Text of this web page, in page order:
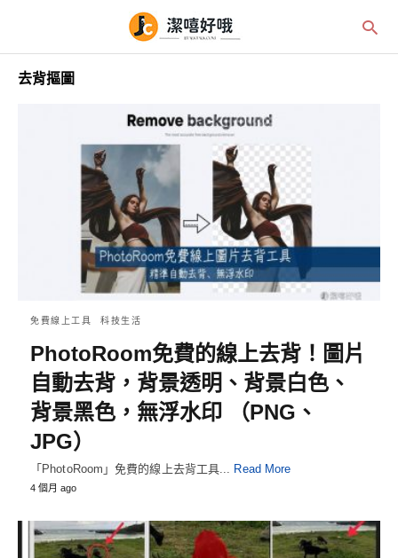
去背摳圖
免費線上工具 科技生活
PhotoRoom免費的線上去背！圖片
自動去背，背景透明、背景白色、
背景黑色，無浮水印 （PNG、
JPG）
「PhotoRoom」免費的線上去背工具... Read More
4 個月 ago